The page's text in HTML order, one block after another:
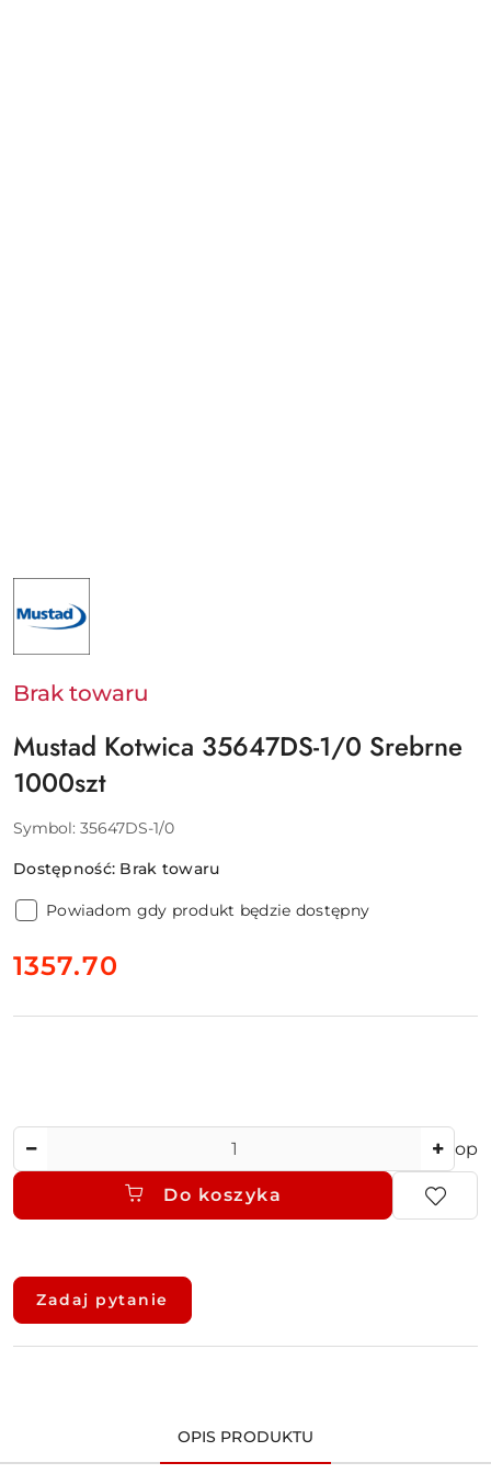
NAZWA
PRODUCENTA:
MUSTAD
&
AS
Brak towaru
Mustad Kotwica 35647DS-1/0 Srebrne
1000szt
Symbol: 35647DS-1/0
Dostępność: Brak towaru
Powiadom gdy produkt będzie dostępny
cena:
1357.70
op
Do koszyka
Dostępność
dostawa
Zadaj pytanie
OPIS PRODUKTU